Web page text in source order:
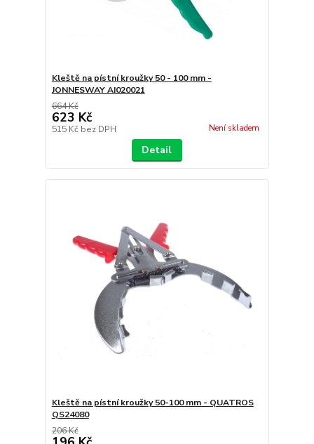
Kleště na pístní kroužky 50 - 100 mm -
JONNESWAY AI020021
664 Kč
623 Kč
515 Kč bez DPH Není skladem
Detail
Kleště na pístní kroužky 50-100 mm - QUATROS
QS24080
206 Kč